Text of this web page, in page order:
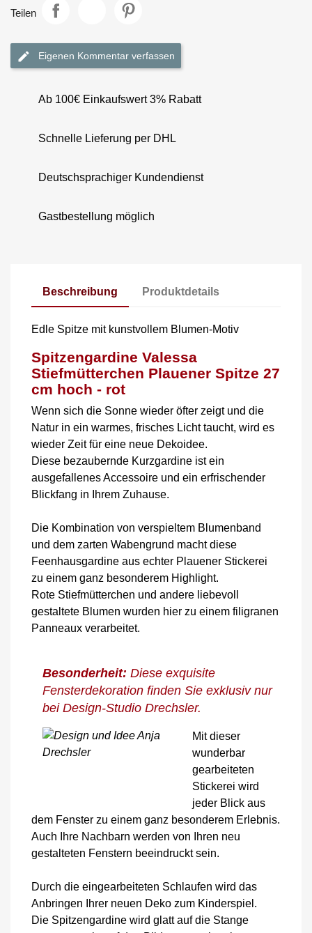
Teilen
Eigenen Kommentar verfassen
Ab 100€ Einkaufswert 3% Rabatt
Schnelle Lieferung per DHL
Deutschsprachiger Kundendienst
Gastbestellung möglich
Beschreibung Produktdetails
Edle Spitze mit kunstvollem Blumen-Motiv
Spitzengardine Valessa
Stiefmütterchen Plauener Spitze 27
cm hoch - rot
Wenn sich die Sonne wieder öfter zeigt und die
Natur in ein warmes, frisches Licht taucht, wird es
wieder Zeit für eine neue Dekoidee.
Diese bezaubernde Kurzgardine ist ein
ausgefallenes Accessoire und ein erfrischender
Blickfang in Ihrem Zuhause.
Die Kombination von verspieltem Blumenband
und dem zarten Wabengrund macht diese
Feenhausgardine aus echter Plauener Stickerei
zu einem ganz besonderem Highlight.
Rote Stiefmütterchen und andere liebevoll
gestaltete Blumen wurden hier zu einem filigranen
Panneaux verarbeitet.
Besonderheit: Diese exquisite
Fensterdekoration finden Sie exklusiv nur
bei Design-Studio Drechsler.
Mit dieser
wunderbar
gearbeiteten
Stickerei wird
jeder Blick aus
dem Fenster zu einem ganz besonderem Erlebnis.
Auch Ihre Nachbarn werden von Ihren neu
gestalteten Fenstern beeindruckt sein.
Durch die eingearbeiteten Schlaufen wird das
Anbringen Ihrer neuen Deko zum Kinderspiel.
Die Spitzengardine wird glatt auf die Stange